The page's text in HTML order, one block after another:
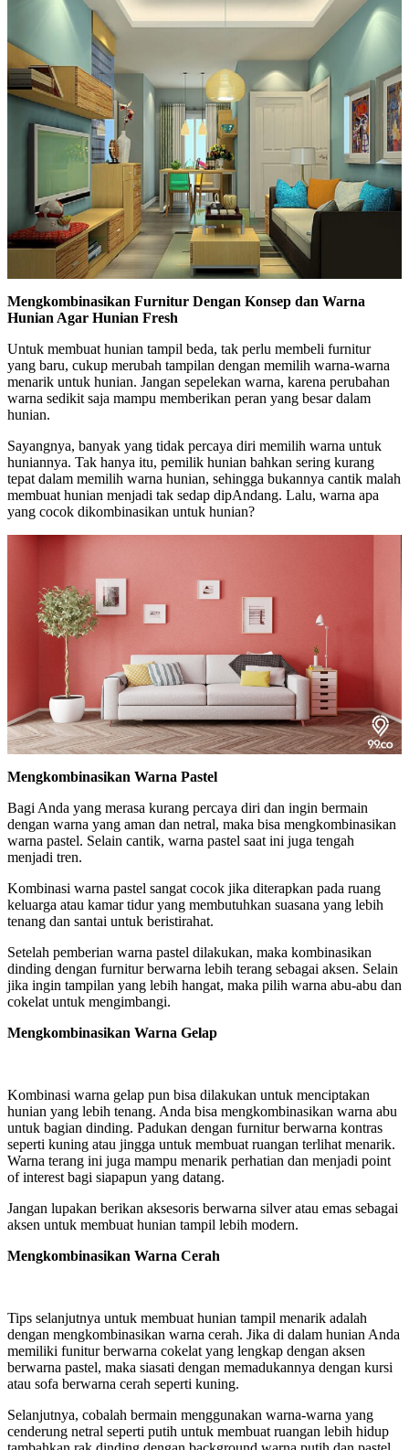
Mengkombinasikan Furnitur Dengan Konsep dan Warna
Hunian Agar Hunian Fresh
Untuk membuat hunian tampil beda, tak perlu membeli furnitur
yang baru, cukup merubah tampilan dengan memilih warna-warna
menarik untuk hunian. Jangan sepelekan warna, karena perubahan
warna sedikit saja mampu memberikan peran yang besar dalam
hunian.
Sayangnya, banyak yang tidak percaya diri memilih warna untuk
huniannya. Tak hanya itu, pemilik hunian bahkan sering kurang
tepat dalam memilih warna hunian, sehingga bukannya cantik malah
membuat hunian menjadi tak sedap dipAndang. Lalu, warna apa
yang cocok dikombinasikan untuk hunian?
Mengkombinasikan Warna Pastel
Bagi Anda yang merasa kurang percaya diri dan ingin bermain
dengan warna yang aman dan netral, maka bisa mengkombinasikan
warna pastel. Selain cantik, warna pastel saat ini juga tengah
menjadi tren.
Kombinasi warna pastel sangat cocok jika diterapkan pada ruang
keluarga atau kamar tidur yang membutuhkan suasana yang lebih
tenang dan santai untuk beristirahat.
Setelah pemberian warna pastel dilakukan, maka kombinasikan
dinding dengan furnitur berwarna lebih terang sebagai aksen. Selain
jika ingin tampilan yang lebih hangat, maka pilih warna abu-abu dan
cokelat untuk mengimbangi.
Mengkombinasikan Warna Gelap
Kombinasi warna gelap pun bisa dilakukan untuk menciptakan
hunian yang lebih tenang. Anda bisa mengkombinasikan warna abu
untuk bagian dinding. Padukan dengan furnitur berwarna kontras
seperti kuning atau jingga untuk membuat ruangan terlihat menarik.
Warna terang ini juga mampu menarik perhatian dan menjadi point
of interest bagi siapapun yang datang.
Jangan lupakan berikan aksesoris berwarna silver atau emas sebagai
aksen untuk membuat hunian tampil lebih modern.
Mengkombinasikan Warna Cerah
Tips selanjutnya untuk membuat hunian tampil menarik adalah
dengan mengkombinasikan warna cerah. Jika di dalam hunian Anda
memiliki funitur berwarna cokelat yang lengkap dengan aksen
berwarna pastel, maka siasati dengan memadukannya dengan kursi
atau sofa berwarna cerah seperti kuning.
Selanjutnya, cobalah bermain menggunakan warna-warna yang
cenderung netral seperti putih untuk membuat ruangan lebih hidup